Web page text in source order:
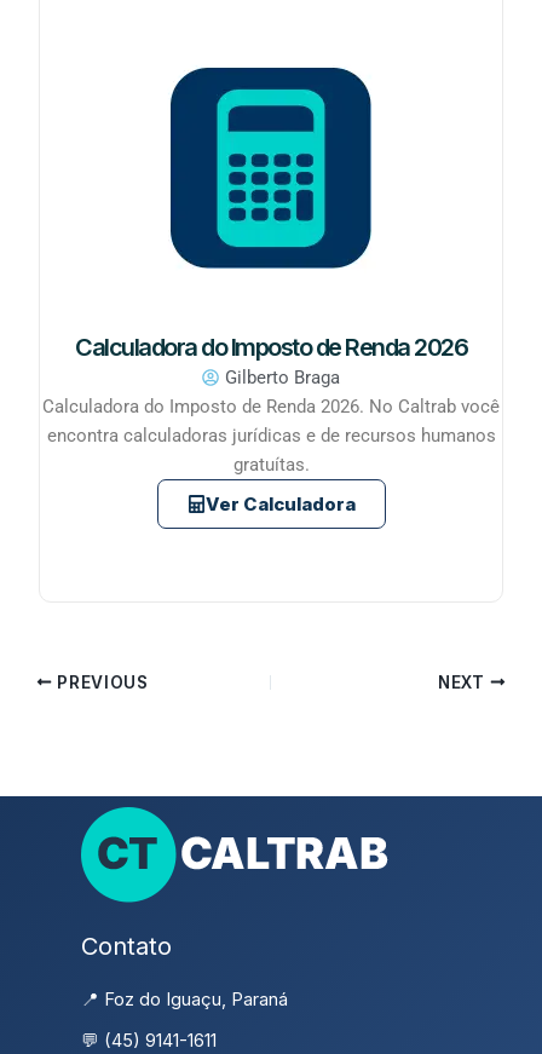
Calculadora do Imposto de Renda 2026
Gilberto Braga
Calculadora do Imposto de Renda 2026. No Caltrab você
encontra calculadoras jurídicas e de recursos humanos
gratuítas.
Ver Calculadora
PREVIOUS NEXT
Contato
📍 Foz do Iguaçu, Paraná
💬 (45) 9141-1611